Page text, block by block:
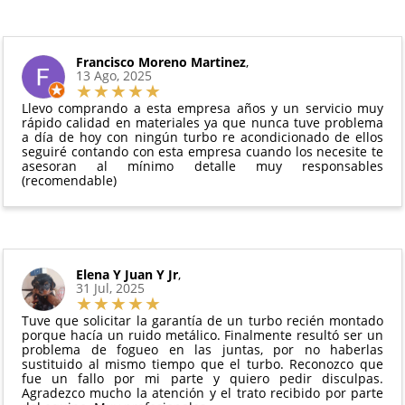
y compresores de aire acondicionado.
Todas nuestras garantías cumplen con la legislación
vigente. Consulta nuestras
para más información.
pedido.
El productono debe haber sido montado ni
manipulado
Debe devolverse en su
perfectas condiciones
Francisco Moreno Martinez,
13 Ago, 2025
Llevo comprando a esta empresa años y un servicio muy
rápido calidad en materiales ya que nunca tuve problema
a día de hoy con ningún turbo re acondicionado de ellos
seguiré contando con esta empresa cuando los necesite te
asesoran al mínimo detalle muy responsables
(recomendable)
Elena Y Juan Y Jr,
31 Jul, 2025
Tuve que solicitar la garantía de un turbo recién montado
porque hacía un ruido metálico. Finalmente resultó ser un
problema de fogueo en las juntas, por no haberlas
sustituido al mismo tiempo que el turbo. Reconozco que
fue un fallo por mi parte y quiero pedir disculpas.
Agradezco mucho la atención y el trato recibido por parte